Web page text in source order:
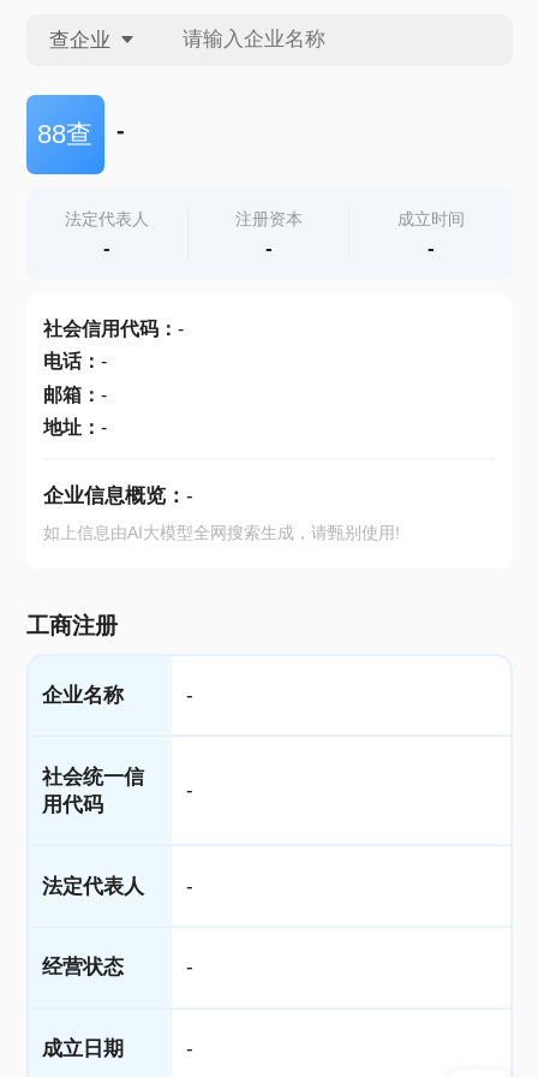
查企业
查企业
查产地
88查 -
法定代表人
-
注册资本
-
成立时间
-
社会信用代码： -
电话： -
邮箱： -
地址： -
企业信息概览： -
如上信息由AI大模型全网搜索生成，请甄别使用!
工商注册
企业名称 -
社会统一信
用代码
-
法定代表人 -
经营状态 -
成立日期 -